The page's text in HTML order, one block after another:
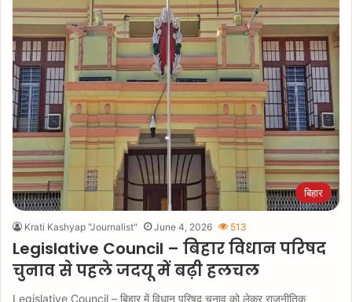
बिहार
Krati Kashyap "Journalist" June 4, 2026 513
Legislative Council – बिहार विधान परिषद
चुनाव से पहले जदयू में बढ़ी हलचल
Legislative Council – बिहार में विधान परिषद चुनाव को लेकर राजनीतिक